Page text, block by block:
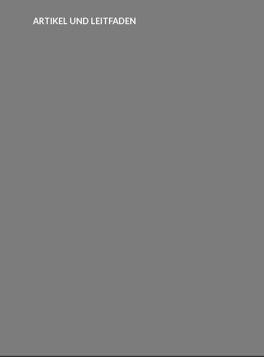
ARTIKEL UND LEITFADEN